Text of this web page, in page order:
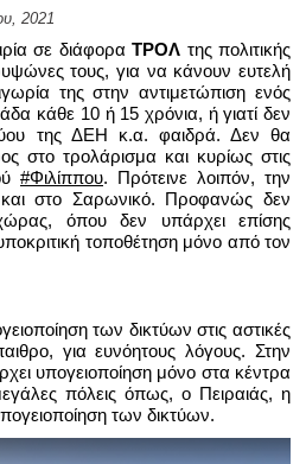
2021
σε διάφοραΤΡΟΛ της πολιτικής
τους, για να κάνουν ευτελή
της στην αντιμετώπιση ενός
κάθε 10 ή 15 χρόνια, ή γιατί δεν
της ΔΕΗ κ.α. φαιδρά. Δεν θα
στο τρολάρισμα και κυρίως στις
#Φιλίππου. Πρότεινε λοιπόν, την
στο Σαρωνικό. Προφανώς δεν
όπου δεν υπάρχει επίσης
τοποθέτηση μόνο από τον
των δικτύων στις αστικές
για ευνόητους λόγους. Στην
υπογειοποίηση μόνο στα κέντρα
πόλεις όπως, ο Πειραιάς, η
των δικτύων.